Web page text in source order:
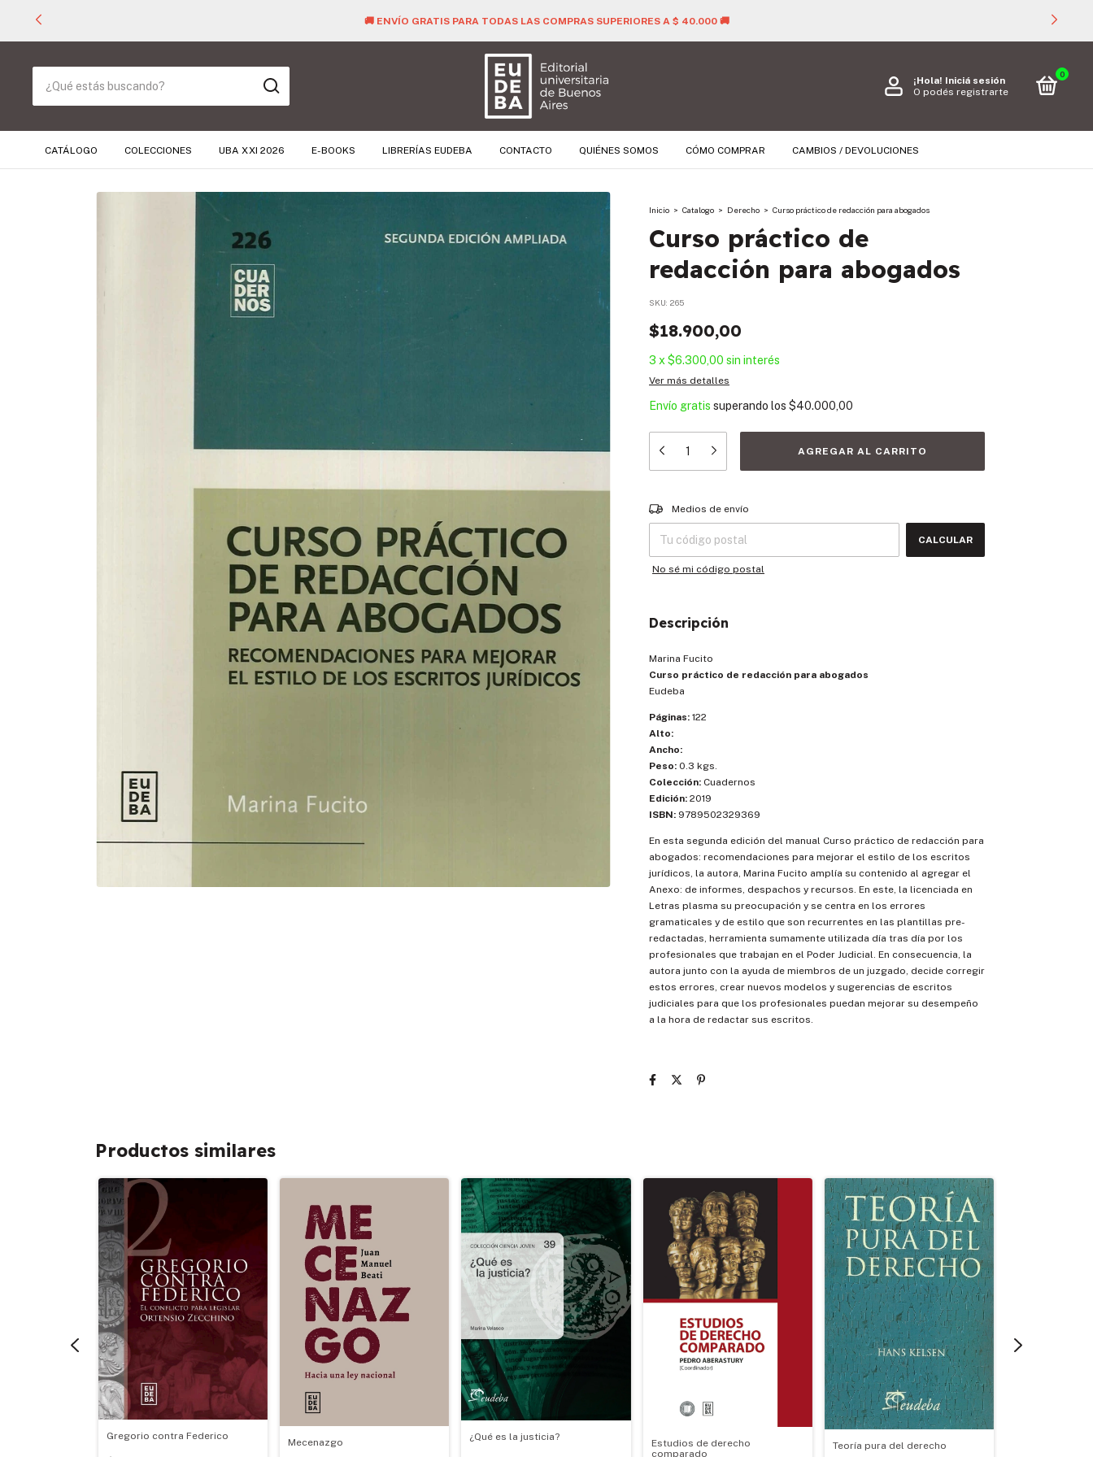
🚚 ENVÍO GRATIS PARA TODAS LAS COMPRAS SUPERIORES A $ 40.000 🚚
¡Hola! Iniciá sesión
O podés registrarte
0
CATÁLOGO COLECCIONES UBA XXI 2026 E-BOOKS LIBRERÍAS EUDEBA CONTACTO QUIÉNES SOMOS CÓMO COMPRAR CAMBIOS / DEVOLUCIONES
Inicio > Catalogo > Derecho > Curso práctico de redacción para abogados
Curso práctico de
redacción para abogados
SKU: 265
$18.900,00
3 x $6.300,00 sin interés
Ver más detalles
Envío gratis superando los $40.000,00
Entregas para el CP:
Medios de envío
CALCULAR
No sé mi código postal
Descripción
Marina Fucito
Curso práctico de redacción para abogados
Eudeba
Páginas: 122
Alto:
Ancho:
Peso: 0.3 kgs.
Colección: Cuadernos
Edición: 2019
ISBN: 9789502329369
En esta segunda edición del manual Curso práctico de redacción para
abogados: recomendaciones para mejorar el estilo de los escritos
jurídicos, la autora, Marina Fucito amplía su contenido al agregar el
Anexo: de informes, despachos y recursos. En este, la licenciada en
Letras plasma su preocupación y se centra en los errores
gramaticales y de estilo que son recurrentes en las plantillas pre-
redactadas, herramienta sumamente utilizada día tras día por los
profesionales que trabajan en el Poder Judicial. En consecuencia, la
autora junto con la ayuda de miembros de un juzgado, decide corregir
estos errores, crear nuevos modelos y sugerencias de escritos
judiciales para que los profesionales puedan mejorar su desempeño
a la hora de redactar sus escritos.
Productos similares
Gregorio contra Federico
Mecenazgo ¿Qué es la justicia?
Estudios de derecho
comparado
Teoría pura del derecho